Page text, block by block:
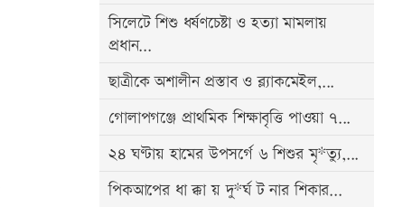
সিলেটে শিশু ধর্ষণচেষ্টা ও হত্যা মামলায়
প্রধান...
ছাত্রীকে ‍অশালীন প্রস্তাব ও ব্ল্যাকমেইল,...
গোলাপগঞ্জে প্রাথমিক শিক্ষাবৃত্তি পাওয়া ৭...
২৪ ঘণ্টায় হামের উপসর্গে ৬ শিশুর মৃ*ত্যু,...
পিকআপের ধা ক্কা য় দু*র্ঘ ট নার শিকার...